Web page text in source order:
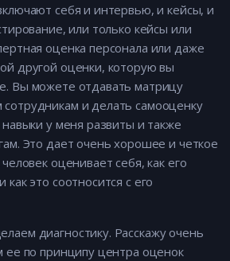
себя и интервью, и кейсы, и
или только кейсы или
оценка персонала или даже
другой оценки, которую вы
Вы можете отдавать матрицу
и делать самооценку
у меня развиты и также
Это дает очень хорошее и четкое
оценивает себя, как его
это соотносится с его
диагностику. Расскажу очень
по принципу центра оценок